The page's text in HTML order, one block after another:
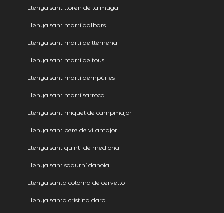
Llenya sant lloren de la muga
Llenya sant martí dalbars
Llenya sant martí de llémena
Llenya sant martí de tous
Llenya sant martí dempúries
Llenya sant martí sarroca
Llenya sant miquel de campmajor
Llenya sant pere de vilamajor
Llenya sant quintí de mediona
Llenya sant sadurní danoia
Llenya santa coloma de cervelló
Llenya santa cristina daro